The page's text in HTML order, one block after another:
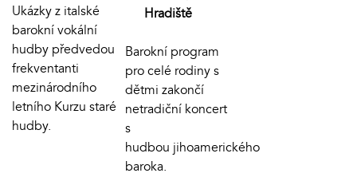
Ukázky z italské
barokní vokální
hudby předvedou
frekventanti
mezinárodního
letního Kurzu staré
hudby.
Hradiště
Barokní program
pro celé rodiny s
dětmi zakončí
netradiční koncert
s
hudbou jihoamerického
baroka.